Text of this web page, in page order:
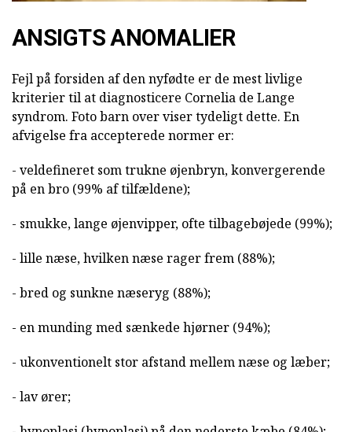
ANSIGTS ANOMALIER
Fejl på forsiden af den nyfødte er de mest livlige
kriterier til at diagnosticere Cornelia de Lange
syndrom. Foto barn over viser tydeligt dette. En
afvigelse fra accepterede normer er:
- veldefineret som trukne øjenbryn, konvergerende
på en bro (99% af tilfældene);
- smukke, lange øjenvipper, ofte tilbagebøjede (99%);
- lille næse, hvilken næse rager frem (88%);
- bred og sunkne næseryg (88%);
- en munding med sænkede hjørner (94%);
- ukonventionelt stor afstand mellem næse og læber;
- lav ører;